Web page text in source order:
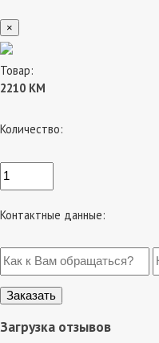
×
Товар:
2210 КМ
Количество:
Контактные данные:
Загрузка отзывов